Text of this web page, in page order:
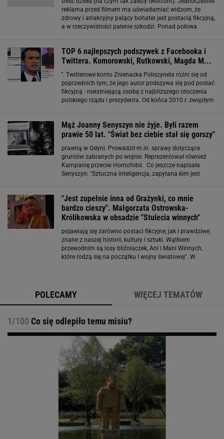
reklama przed filmem ma uświadamiać widzom, że
zdrowy i atrakcyjny palący bohater jest postacią fikcyjną,
a w rzeczywistości palenie szkodzi. Ponad połowa
TOP 6 najlepszych podszywek z Facebooka i
Twittera. Komorowski, Rutkowski, Magda M...
''. Twitterowe konto Znienacka Poliszynela różni się od
poprzednich tym, że jego autor podszywa się pod postać
fikcyjną - nieistniejącą osobę z najbliższego otoczenia
polskiego rządu i prezydenta. Od końca 2010 r. zwięzłym
Mąż Joanny Senyszyn nie żyje. Byli razem
prawie 50 lat. "Świat bez ciebie stał się gorszy"
prawną w Gdyni. Prowadził m.in. sprawy dotyczące
gruntów zabranych po wojnie. Reprezentował również
Kampanię przeciw Homofobii. Co jeszcze napisała
Senyszyn: "Sztuczna inteligencja, zapytana kim jest
"Jest zupełnie inna od Grażynki, co mnie
bardzo cieszy". Małgorzata Ostrowska-
Królikowska w obsadzie "Stulecia winnych"
pojawiają się zarówno postaci fikcyjne, jak i prawdziwe,
znane z naszej historii, kultury i sztuki. Wątkiem
przewodnim są losy bliźniaczek, Ani i Mani Winnych,
które rodzą się na początku I wojny światowej". W
POLECAMY WIĘCEJ TEMATÓW
1/100 Co się odlepiło temu misiu?